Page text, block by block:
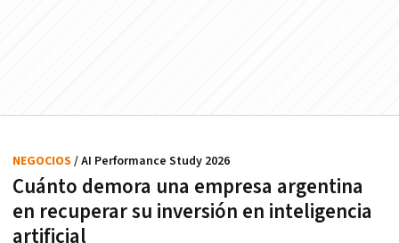
Cuánto demora una empresa argentina
en recuperar su inversión en inteligencia
artificial
NEGOCIOS / AI Performance Study 2026